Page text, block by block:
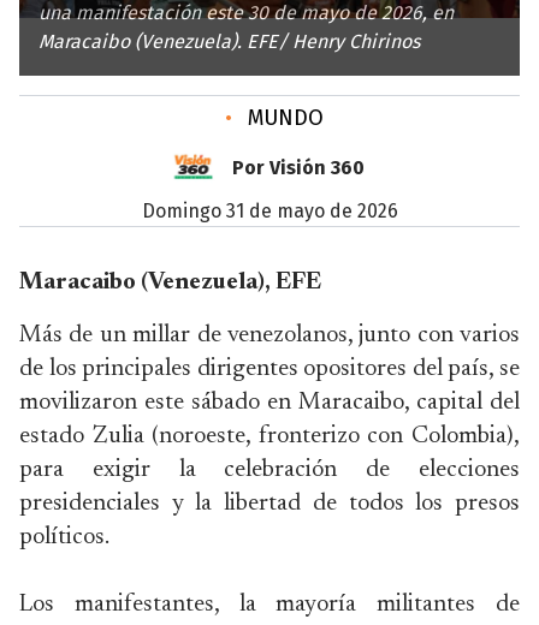
una manifestación este 30 de mayo de 2026, en
Maracaibo (Venezuela). EFE/ Henry Chirinos
• MUNDO
Por Visión 360
domingo 31 de mayo de 2026
Maracaibo (Venezuela), EFE
Más de un millar de venezolanos, junto con varios
de los principales dirigentes opositores del país, se
movilizaron este sábado en Maracaibo, capital del
estado Zulia (noroeste, fronterizo con Colombia),
para exigir la celebración de elecciones
presidenciales y la libertad de todos los presos
políticos.
Los manifestantes, la mayoría militantes de